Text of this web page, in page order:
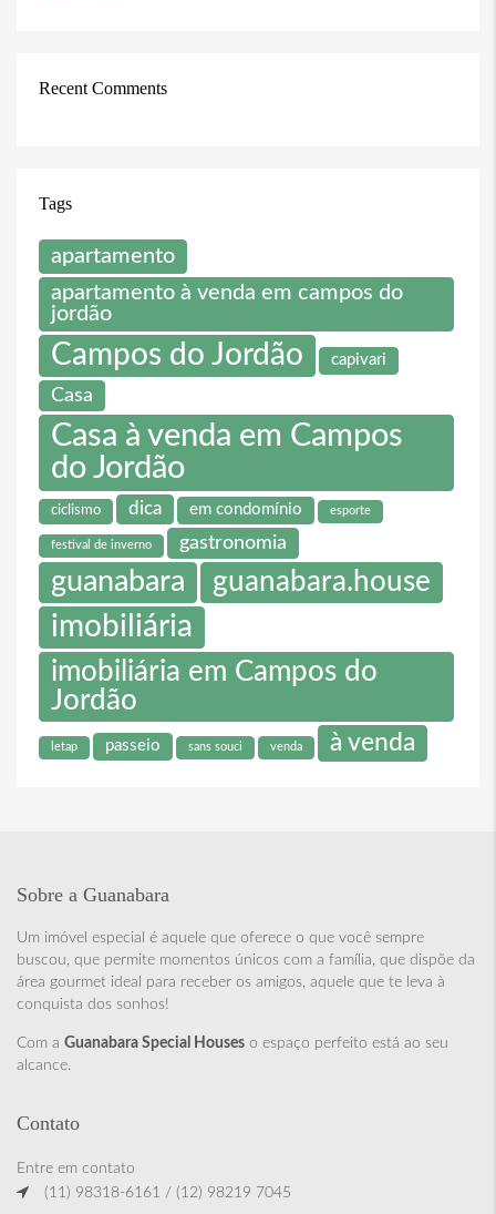
Recent Comments
Tags
apartamento
apartamento à venda em campos do
jordão
Campos do Jordão capivari
Casa
Casa à venda em Campos
do Jordão
ciclismo dica em condomínio esporte
festival de inverno gastronomia
guanabara guanabara.house
imobiliária
imobiliária em Campos do
Jordão
letap passeio sans souci venda à venda
Sobre a Guanabara
Um imóvel especial é aquele que oferece o que você sempre
buscou, que permite momentos únicos com a família, que dispõe da
área gourmet ideal para receber os amigos, aquele que te leva à
conquista dos sonhos!
Com a Guanabara Special Houses o espaço perfeito está ao seu
alcance.
Contato
Entre em contato
(11) 98318-6161 / (12) 98219 7045